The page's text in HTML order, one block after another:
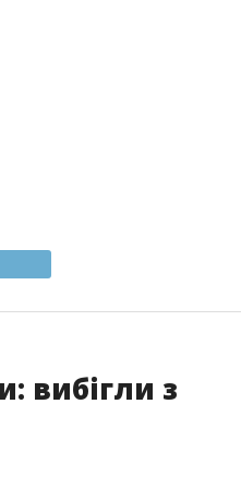
вибігли з